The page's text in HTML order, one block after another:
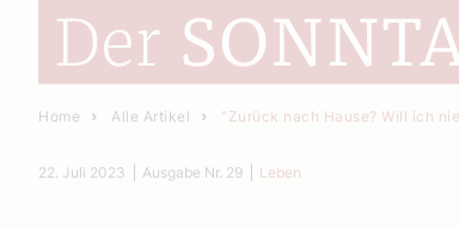
Home Alle Artikel "Zurück nach Hause? Will ich
22. Juli 2023 Ausgabe Nr. 29 Leben